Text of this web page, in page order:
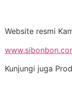
Website resmi
Kunjungi juga